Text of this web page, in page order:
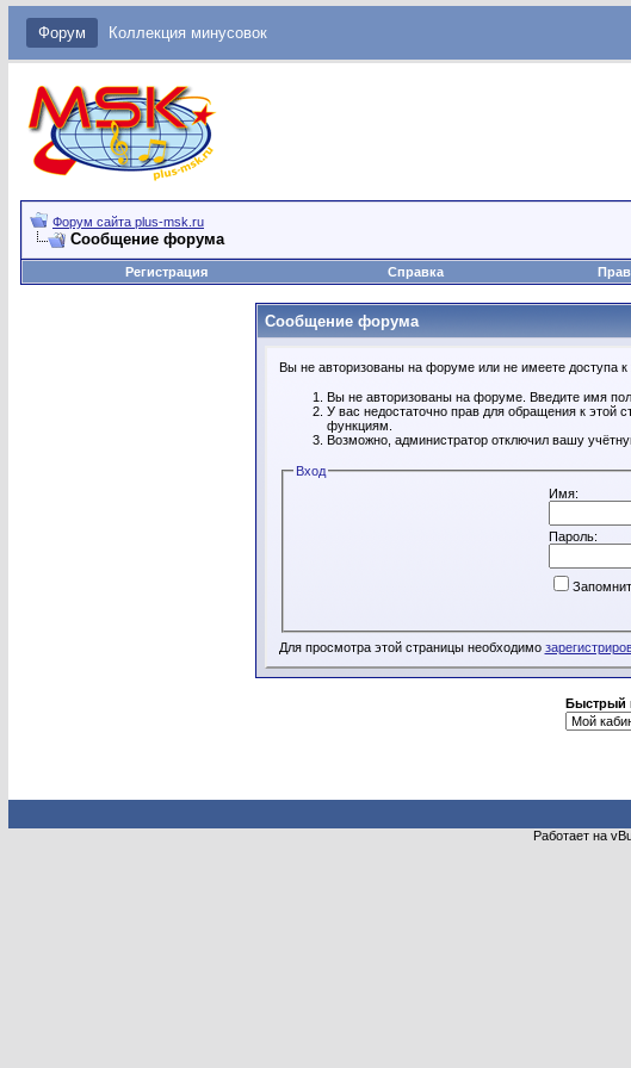
Форум Коллекция минусовок
Форум сайта plus-msk.ru
Сообщение форума
Регистрация
Справка
Сообщение форума
Вы не авторизованы на форуме или не имеете доступа к
Вы не авторизованы на форуме. Введите имя
У вас недостаточно прав для обращения к этой
функциям.
Возможно, администратор отключил вашу
Вход
Имя:
Пароль:
Для просмотра этой страницы необходимо
Быстрый
Работает на